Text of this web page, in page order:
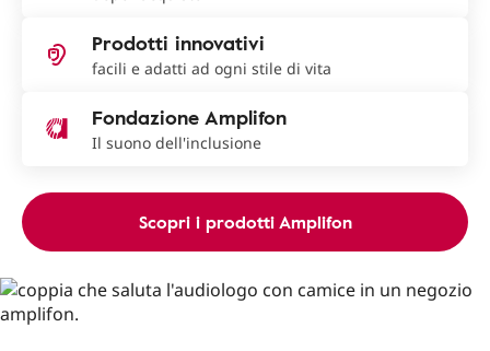
Prodotti innovativi
facili e adatti ad ogni stile di vita
Fondazione Amplifon
Il suono dell'inclusione
Scopri i prodotti Amplifon